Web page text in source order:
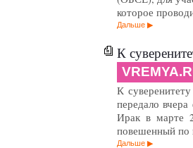
которое
Дальше
К
К
передало
Ирак в марте
повешенный по
Дальше